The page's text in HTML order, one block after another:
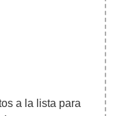
a la lista para